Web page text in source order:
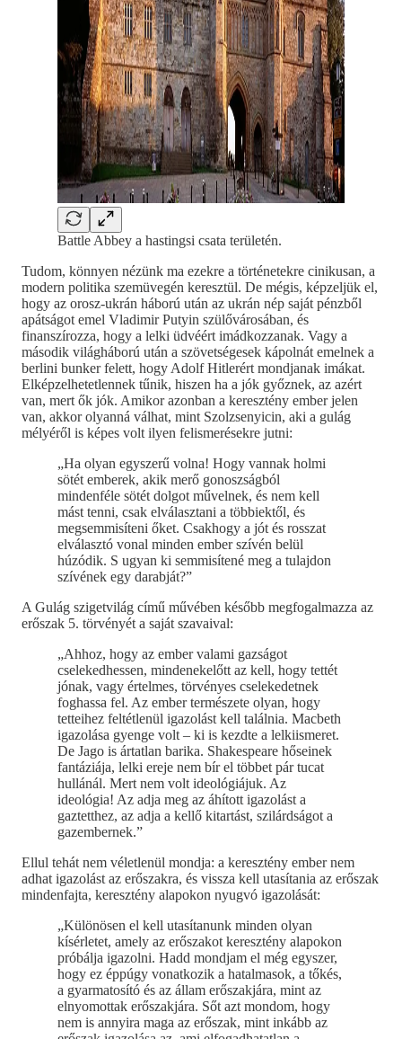
Battle Abbey a hastingsi csata területén.
Tudom, könnyen nézünk ma ezekre a történetekre cinikusan, a
modern politika szemüvegén keresztül. De mégis, képzeljük el,
hogy az orosz-ukrán háború után az ukrán nép saját pénzből
apátságot emel Vladimir Putyin szülővárosában, és
finanszírozza, hogy a lelki üdvéért imádkozzanak. Vagy a
második világháború után a szövetségesek kápolnát emelnek a
berlini bunker felett, hogy Adolf Hitlerért mondjanak imákat.
Elképzelhetetlennek tűnik, hiszen ha a jók győznek, az azért
van, mert ők jók. Amikor azonban a keresztény ember jelen
van, akkor olyanná válhat, mint Szolzsenyicin, aki a gulág
mélyéről is képes volt ilyen felismerésekre jutni:
„Ha olyan egyszerű volna! Hogy vannak holmi
sötét emberek, akik merő gonoszságból
mindenféle sötét dolgot művelnek, és nem kell
mást tenni, csak elválasztani a többiektől, és
megsemmisíteni őket. Csakhogy a jót és rosszat
elválasztó vonal minden ember szívén belül
húzódik. S ugyan ki semmisítené meg a tulajdon
szívének egy darabját?”
A Gulág szigetvilág című művében később megfogalmazza az
erőszak 5. törvényét a saját szavaival:
„Ahhoz, hogy az ember valami gazságot
cselekedhessen, mindenekelőtt az kell, hogy tettét
jónak, vagy értelmes, törvényes cselekedetnek
foghassa fel. Az ember természete olyan, hogy
tetteihez feltétlenül igazolást kell találnia. Macbeth
igazolása gyenge volt – ki is kezdte a lelkiismeret.
De Jago is ártatlan barika. Shakespeare hőseinek
fantáziája, lelki ereje nem bír el többet pár tucat
hullánál. Mert nem volt ideológiájuk. Az
ideológia! Az adja meg az áhított igazolást a
gaztetthez, az adja a kellő kitartást, szilárdságot a
gazembernek.”
Ellul tehát nem véletlenül mondja: a keresztény ember nem
adhat igazolást az erőszakra, és vissza kell utasítania az erőszak
mindenfajta, keresztény alapokon nyugvó igazolását:
„Különösen el kell utasítanunk minden olyan
kísérletet, amely az erőszakot keresztény alapokon
próbálja igazolni. Hadd mondjam el még egyszer,
hogy ez éppúgy vonatkozik a hatalmasok, a tőkés,
a gyarmatosító és az állam erőszakjára, mint az
elnyomottak erőszakjára. Sőt azt mondom, hogy
nem is annyira maga az erőszak, mint inkább az